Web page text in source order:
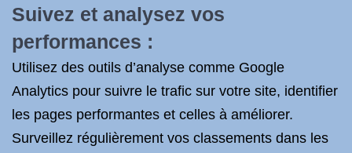
Suivez et analysez vos
performances :
Utilisez des outils d’analyse comme Google
Analytics pour suivre le trafic sur votre site, identifier
les pages performantes et celles à améliorer.
Surveillez régulièrement vos classements dans les